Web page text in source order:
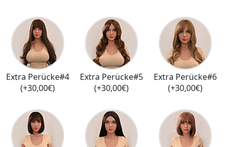
Extra Perücke#4
(+30,00€)
Extra Perücke#5
(+30,00€)
Extra Perücke#6
(+30,00€)